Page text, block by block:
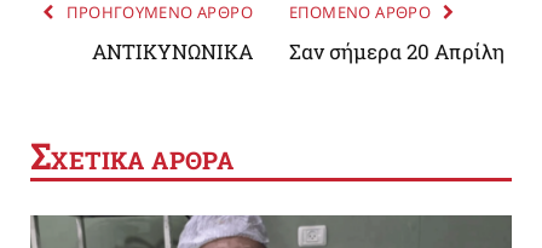
ΠΡΟΗΓΟΥΜΕΝΟ ΑΡΘΡΟ
ΑΝΤΙΚΥΝΩΝΙΚΑ
ΕΠΟΜΕΝΟ ΑΡΘΡΟ
Σαν σήμερα 20 Απρίλη
ΣΧΕΤΙΚΑ ΑΡΘΡΑ